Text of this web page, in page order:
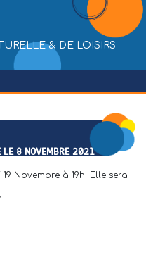
& DE LOISIRS
LE 8 NOVEMBRE 2021
Novembre à 19h. Elle sera